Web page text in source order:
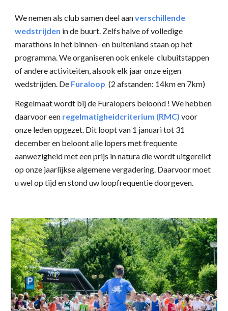
We nemen als club samen deel aanverschillende
wedstrijden in de buurt. Zelfs halve of volledige
marathons in het binnen- en buitenland staan op het
programma. We organiseren ook enkele clubuitstappen
of andere activiteiten, alsook elk jaar onze eigen
wedstrijden. De Furaloop (2 afstanden: 14kmen 7km)
Regelmaat wordt bij de Furalopers beloond !We hebben
daarvooreen regelmatigheidcriterium (RMC) voor
onze leden opgezet. Dit loopt van 1 januari tot 31
december en beloontalle lopers metfrequente
aanwezigheidmet een prijs in natura die wordt uitgereikt
op onze jaarlijkse algemene vergadering. Daarvoor moet
u wel op tijd en stond uw loopfrequentie doorgeven.